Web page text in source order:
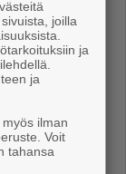
au­to­ma­
te­ko­ä­ly
uu­sien asi­
ym­mär­tä­
Te­ko­ä­
Te­ko­ä­ly
muu­hun.
joilla
ja
ja
ilman
Voit
tahansa